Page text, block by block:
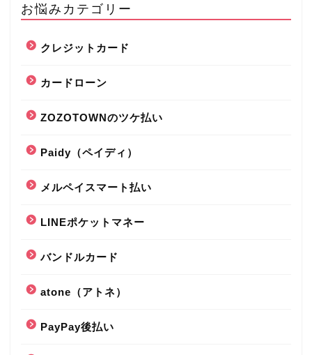
お悩みカテゴリー
クレジットカード
カードローン
ZOZOTOWNのツケ払い
Paidy（ペイディ）
メルペイスマート払い
LINEポケットマネー
バンドルカード
atone（アトネ）
PayPay後払い